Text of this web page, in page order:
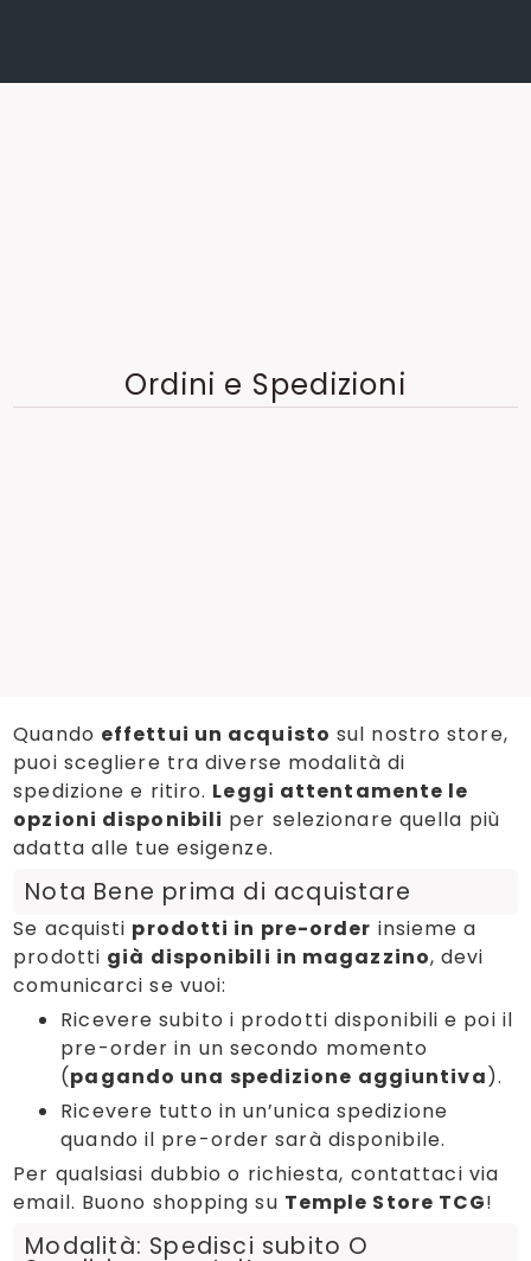
Ordini e Spedizioni
Quando effettui un acquisto sul nostro store,
puoi scegliere tra diverse modalità di
spedizione e ritiro. Leggi attentamente le
opzioni disponibili per selezionare quella più
adatta alle tue esigenze.
Nota Bene prima di acquistare
Se acquisti prodotti in pre-order insieme a
prodotti già disponibili in magazzino, devi
comunicarci se vuoi:
Ricevere subito i prodotti disponibili e poi il
pre-order in un secondo momento
(pagando una spedizione aggiuntiva).
Ricevere tutto in un’unica spedizione
quando il pre-order sarà disponibile.
Per qualsiasi dubbio o richiesta, contattaci via
email. Buono shopping su Temple Store TCG!
Modalità: Spedisci subito O